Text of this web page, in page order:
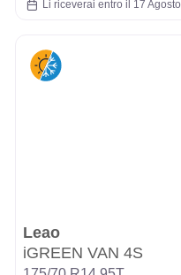
Li riceverai entro il 17 Agosto
Leao
iGREEN VAN 4S